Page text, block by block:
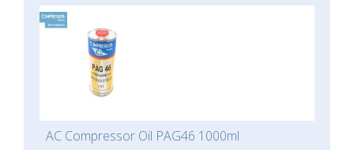
AC Compressor Oil PAG46 1000ml